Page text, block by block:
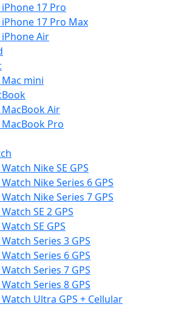
17 Pro
17 Pro Max
Air
mini
Air
Pro
Nike SE GPS
Nike Series 6 GPS
Nike Series 7 GPS
SE 2 GPS
SE GPS
Series 3 GPS
Series 6 GPS
Series 7 GPS
Series 8 GPS
Ultra GPS + Cellular